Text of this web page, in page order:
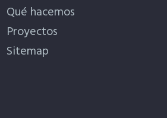
Qué hacemos
Proyectos
Sitemap